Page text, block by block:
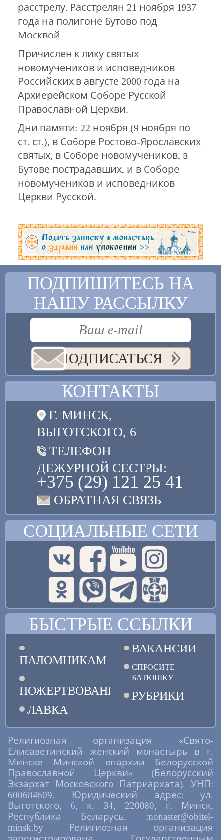
расстрелу. Расстрелян 21 ноября 1937
года на полигоне Бутово под
Москвой.
Причислен к лику святых
новомучеников и исповедников
Российских в августе 2000 года на
Архиерейском Соборе Русской
Православной Церкви.
Дни памяти: 22 ноября (9 ноября по
ст. ст.), в Соборе Ростово-Ярославских
святых, в Соборе новомучеников, в
Бутове пострадавших, и в Соборе
новомучеников и исповедников
Церкви Русской.
ПОДПИШИТЕСЬ НА
НАШУ РАССЫЛКУ
ПОДПИСАТЬСЯ
КОНТАКТЫ
Г. МИНСК,
ВЫГОТСКОГО, 6
ТЕЛЕФОН
ДЕЖУРНОЙ СЕСТРЫ:
+375 (29) 121 25 41
ОБРАТНАЯ СВЯЗЬ
СОЦИАЛЬНЫЕ СЕТИ
БЫСТРЫЕ ССЫЛКИ
ПАЛОМНИКАМ
ПОЖЕРТВОВАНИЯ
ЛАВКА
ВАКАНСИИ
СПРОСИТЕ
БАТЮШКУ
РУБРИКИ
Религиозная организация «Свято-
Елисаветинский женский монастырь в г.
Минске Минской епархии Белорусской
Православной Церкви» (Белорусский
Экзархат Московского Патриархата). УНП:
600684609. Юридический адрес: ул.
Выготского, 6, к. 34, 220080, г. Минск,
Республика Беларусь. monaster@obitel-
minsk.by Религиозная организация